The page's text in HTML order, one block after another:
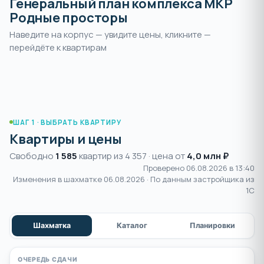
Генеральный план комплекса МКР
Родные просторы
Наведите на корпус — увидите цены, кликните —
перейдёте к квартирам
Раздвиньте
пальцами или
+выбрать корпус
ШАГ 1 · ВЫБРАТЬ КВАРТИРУ
Квартиры и цены
Свободно 1 585квартир из 4 357 · цена от4,0 млн ₽
Проверено 06.08.2026 в 13:40
Изменения в шахматке 06.08.2026 · По данным застройщика из
1С
Шахматка Каталог Планировки
ОЧЕРЕДЬ СДАЧИ